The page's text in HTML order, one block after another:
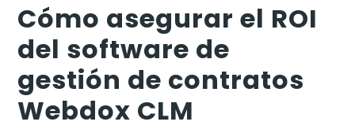
Cómo asegurar el ROI
del software de
gestión de contratos
Webdox CLM